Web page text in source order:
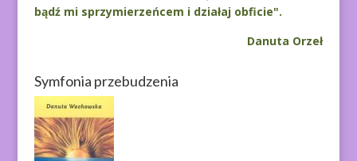
bądź mi sprzymierzeńcem i działaj obficie".
Danuta Orzeł
Symfonia przebudzenia